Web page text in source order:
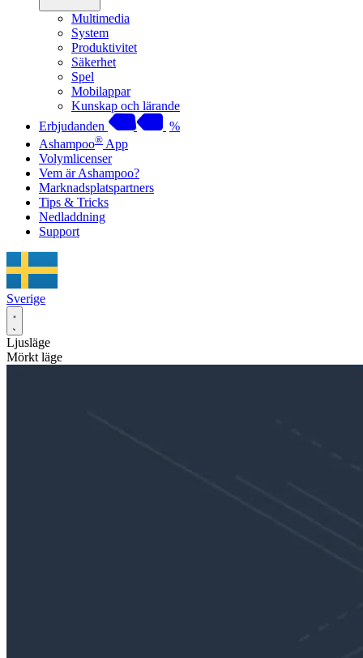
Multimedia
System
Produktivitet
Säkerhet
Spel
Mobilappar
Kunskap och lärande
Erbjudanden
%
Ashampoo® App
Volymlicenser
Vem är Ashampoo?
Marknadsplatspartners
Tips & Tricks
Nedladdning
Support
Sverige
Ljusläge
Mörkt läge